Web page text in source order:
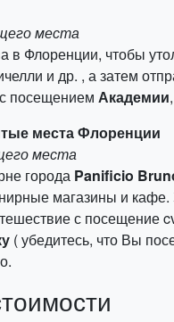
места
в Флоренции, чтобы
и др. , а затем
посещением Академии
места Флоренции
места
города Panificio
магазины и кафе.
с
( убедитесь, что Вы